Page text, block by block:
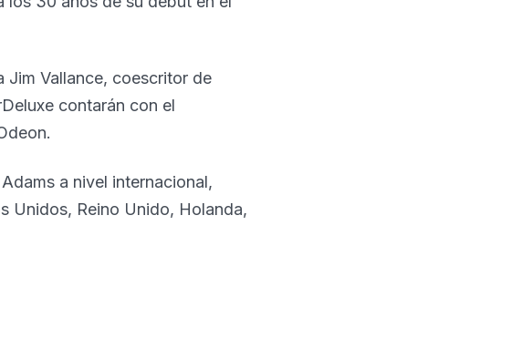
Jim Vallance, coescritor de
contarán con el
a nivel internacional,
Unidos, Reino Unido, Holanda,